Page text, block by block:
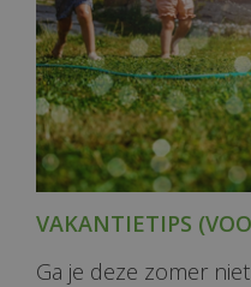
VAKANTIETIPS
Ga je deze zomer